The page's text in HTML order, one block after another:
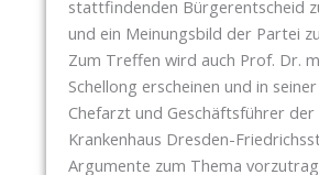
E
R
E
N
T
S
C
P
I
L
L
N
I
stattfindenden Bürgerentscheid
und ein Meinungsbild der Partei
Zum Treffen wird auch Prof. Dr.
Schellong erscheinen und in
Chefarzt und Geschäftsführer der
Krankenhaus Dresden-
Argumente zum Thema